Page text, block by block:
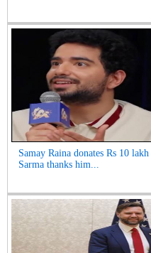
Samay Raina donates Rs 10
Sarma thanks him...